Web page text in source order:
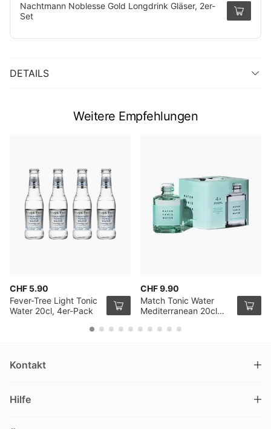
Nachtmann Noblesse Gold Longdrink Gläser, 2er-
Set
DETAILS
Weitere Empfehlungen
CHF 5.90
Fever-Tree Light Tonic
Water 20cl, 4er-Pack
CHF 9.90
Match Tonic Water
Mediterranean 20cl
Kontakt
Nüschelerstrasse 35
Hilfe